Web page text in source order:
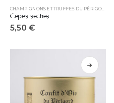
CHAMPIGNONS ET TRUFFES DU PÉRIGORD
Cèpes séchés
5,50 €